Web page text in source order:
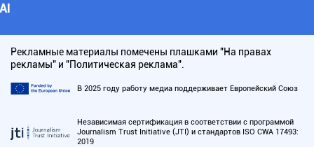
АI
Рекламные материалы помечены плашками "На правах
рекламы" и "Политическая реклама".
В 2025 году работу медиа поддерживает Европейский Союз
Независимая сертификация в соответствии с программой
Journalism Trust Initiative (JTI) и стандартов ISO CWA 17493:
2019